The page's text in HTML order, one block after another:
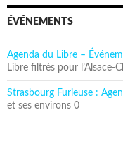
ÉVÉNEMENTS
Agenda du Libre –
Libre filtrés pour l’Alsace-
Strasbourg Furieuse :
et ses environs 0